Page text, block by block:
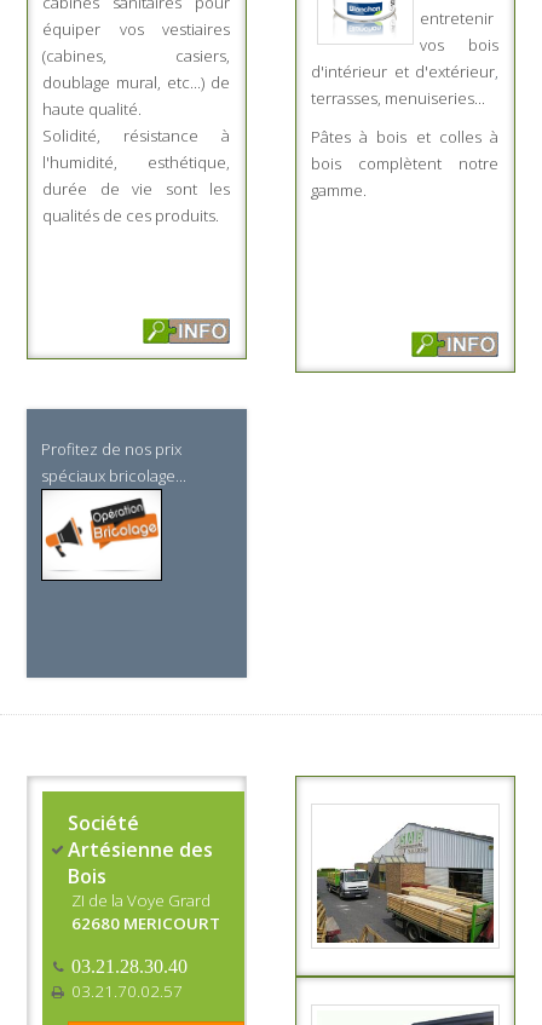
équiper vos vestiaires
(cabines, casiers,
doublage mural, etc...) de
haute qualité.
Solidité, résistance à
l'humidité, esthétique,
durée de vie sont les
qualités de ces produits.
entretenir
vos bois
d'intérieur et d'extérieur,
terrasses, menuiseries...
Pâtes à bois et colles à
bois complètent notre
gamme.
Profitez de nos prix
spéciaux bricolage...
Société
Artésienne des
Bois
ZI de la Voye Grard
62680 MERICOURT
03.21.28.30.40
03.21.70.02.57